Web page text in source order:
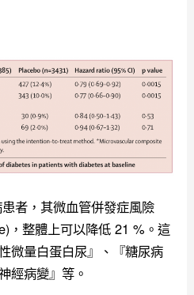
者，其微血管併發症風險
，整體上可以降低 21 %。這
微量白蛋白尿』、『糖尿病
經病變』等。